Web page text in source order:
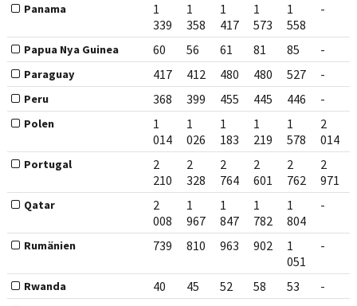
Panama
1
339
1
358
1
417
1
573
1
558
-
Papua Nya Guinea 60 56 61 81 85 -
Paraguay 417 412 480 480 527 -
Peru 368 399 455 445 446 -
Polen
1
014
1
026
1
183
1
219
1
578
2
014
Portugal
2
210
2
328
2
764
2
601
2
762
2
971
Qatar
2
008
1
967
1
847
1
782
1
804
-
Rumänien 739 810 963 902
1
051
-
Rwanda 40 45 52 58 53 -